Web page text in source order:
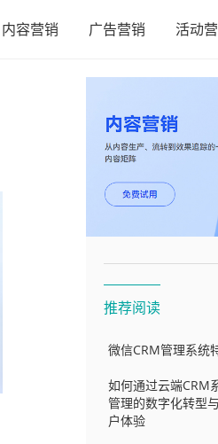
内容营销 广告营销 活动
推荐阅读
微信CRM管理系统
如何通过云端CRM
管理的数字化转型
户体验